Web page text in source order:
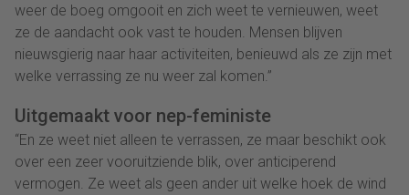
weer de boeg omgooit en zich weet te vernieuwen, weet
ze de aandacht ook vast te houden. Mensen blijven
nieuwsgierig naar haar activiteiten, benieuwd als ze zijn met
welke verrassing ze nu weer zal komen.”
Uitgemaakt voor nep-feministe
“En ze weet niet alleen te verrassen, ze maar beschikt ook
over een zeer vooruitziende blik, over anticiperend
vermogen. Ze weet als geen ander uit welke hoek de wind